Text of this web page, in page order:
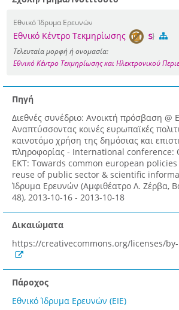
Εθνικό Ίδρυμα Ερευνών
Εθνικό Κέντρο Τεκμηρίωσης
Τελευταία μορφή ή ονομασία:
Εθνικό Κέντρο Τεκμηρίωσης και Ηλεκτρονικού
Πηγή
Διεθνές συνέδριο: Ανοικτή πρόσβαση @
Αναπτύσσοντας κοινές ευρωπαϊκές
καινοτόμο χρήση της δημόσιας και
πληροφορίας - International conference:
ΕΚΤ: Towards common european
reuse of public sector & scientific
Ίδρυμα Ερευνών (Αμφιθέατρο Λ. Ζέρβα,
48), 2013-10-16 - 2013-10-18
Δικαιώματα
https://creativecommons.org/licenses/
Πάροχος
Εθνικό Ίδρυμα Ερευνών (ΕΙΕ)